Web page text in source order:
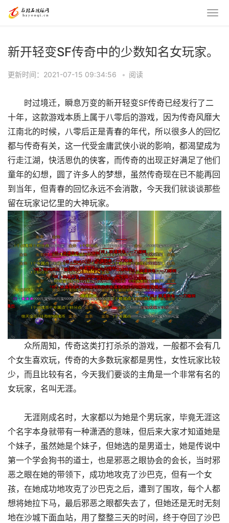
新开轻变SF传奇中的少数知名女玩家。
更新时间：2021-07-15 09:34:56 • 阅读
时过境迁，瞬息万变的新开轻变SF传奇已经发行了二
十年，这款游戏本质上属于八零后的游戏，因为传奇风靡大
江南北的时候，八零后正是青春的年代，所以很多人的回忆
都与传奇有关，这一代受金庸武侠小说的影响，都渴望成为
行走江湖，快活恩仇的侠客，而传奇的出现正好满足了他们
童年的幻想，圆了许多人的梦想，虽然传奇现在已不能再回
到当年，但青春的回忆永远不会消散，今天我们就谈谈那些
留在玩家记忆里的大神玩家。
众所周知，传奇这类打打杀杀的游戏，一般都不会有几
个女生喜欢玩，传奇的大多数玩家都是男性，女性玩家比较
少，而且比较有名，今天我们要谈的主角是一个非常有名的
女玩家，名叫无涯。
无涯刚成名时，大家都以为她是个男玩家，毕竟无涯这
个名字本身就带有一种潇洒的意味，但后来大家才知道她是
个妹子，虽然她是个妹子，但她选的是男道士，她是传说中
第一个学会狗书的道士，也是邪恶之眼协会的会长，当时邪
恶之眼在她的带领下，成功地攻克了沙巴克，但有一个女
孩，在她成功地攻克了沙巴克之后，遭到了围攻，每个人都
想将她拉下马，最后邪恶之眼都失去了，但她还是无时无刻
地在沙城下面血站，用了整整三天的时间，终于夺回了沙巴